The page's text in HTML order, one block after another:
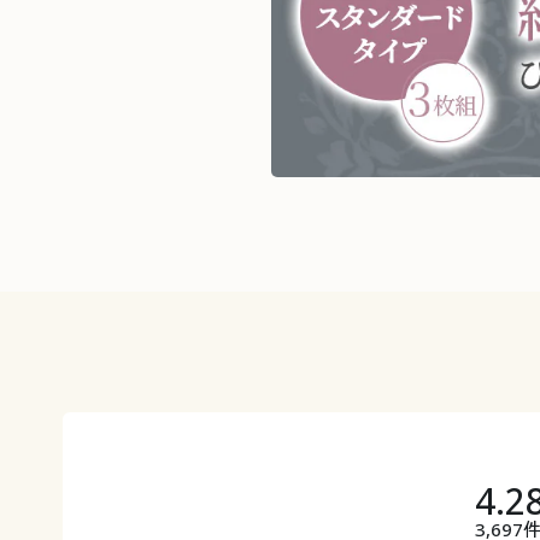
3,697件